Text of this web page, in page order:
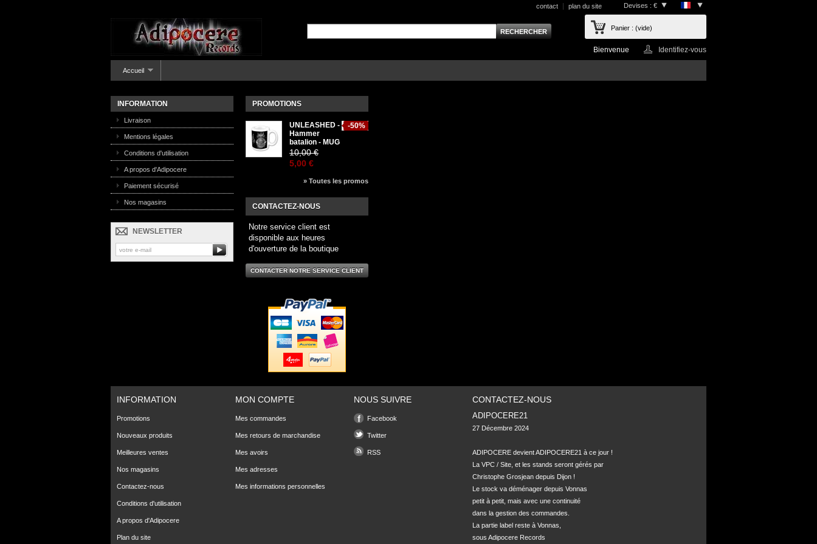
Devises : €
contact plan du site
Panier : (vide)
Bienvenue Identifiez-vous
Accueil
INFORMATION
Livraison
Mentions légales
Conditions d'utilisation
A propos d'Adipocere
Paiement sécurisé
Nos magasins
NEWSLETTER
PROMOTIONS
-50%
UNLEASHED -
Hammer
batalion - MUG
10,00 €
5,00 €
» Toutes les promos
CONTACTEZ-NOUS
Notre service client est
disponible aux heures
d'ouverture de la boutique
CONTACTER NOTRE SERVICE CLIENT
INFORMATION
Promotions
Nouveaux produits
Meilleures ventes
Nos magasins
Contactez-nous
Conditions d'utilisation
A propos d'Adipocere
Plan du site
MON COMPTE
Mes commandes
Mes retours de marchandise
Mes avoirs
Mes adresses
Mes informations personnelles
NOUS SUIVRE
Facebook
Twitter
RSS
CONTACTEZ-NOUS
ADIPOCERE21
27 Décembre 2024
ADIPOCERE devient ADIPOCERE21 à ce jour !
La VPC / Site, et les stands seront gérés par
Christophe Grosjean depuis Dijon !
Le stock va déménager depuis Vonnas
petit à petit, mais avec une continuité
dans la gestion des commandes.
La partie label reste à Vonnas,
sous Adipocere Records